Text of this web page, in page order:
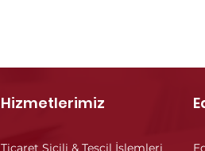
Hizmetlerimiz
Ticaret Sicili & Tescil İşlemleri